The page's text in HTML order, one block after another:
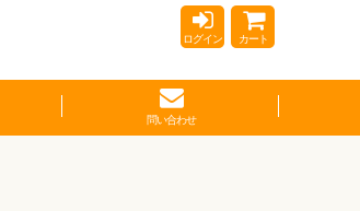
ログイン カート
問い合わせ